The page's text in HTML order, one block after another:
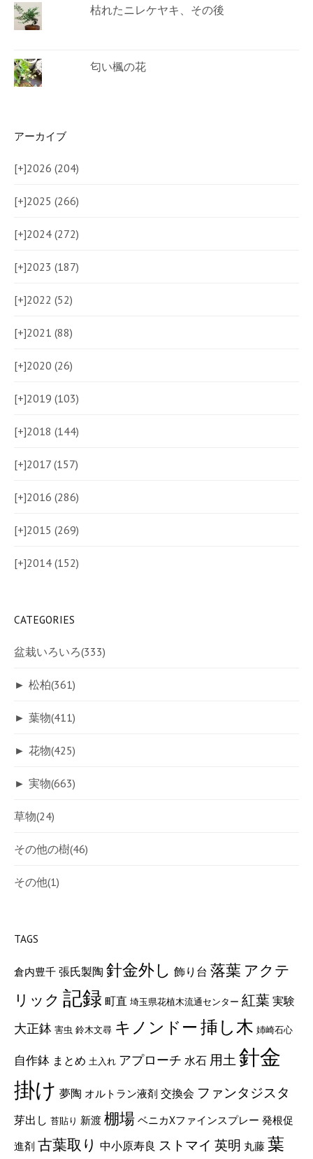
枯れたニレケヤキ、その後
匂い楓の花
アーカイブ
[+]2026 (204)
[+]2025 (266)
[+]2024 (272)
[+]2023 (187)
[+]2022 (52)
[+]2021 (88)
[+]2020 (26)
[+]2019 (103)
[+]2018 (144)
[+]2017 (157)
[+]2016 (286)
[+]2015 (269)
[+]2014 (152)
CATEGORIES
盆栽いろいろ(333)
► 松柏(361)
► 葉物(411)
► 花物(425)
► 実物(663)
草物(24)
その他の樹(46)
その他(1)
TAGS
倉内豊千 張氏製陶 針金外し 飾り台 落葉 アクテ
リック 記録 町直 埼玉県花植木流通センター 紅葉実験
大正鉢 害虫 鈴木文尋 キノンドー 挿し木 姉崎石心
自作鉢 まとめ 土入れ アプローチ 水石 用土 針金
掛け 夢陶 オルトラン液剤 交換会 ファンタジスタ
芽出し 苔貼り 新渡 棚場 ベニカXファインスプレー 発根促
進剤 古葉取り 中小原寿良 ストマイ 英明 丸藤 葉